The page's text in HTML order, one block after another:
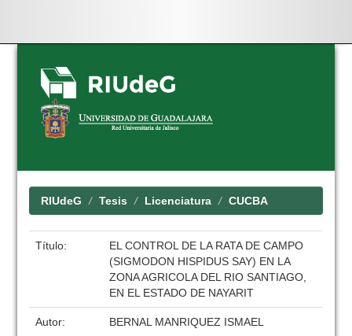
Skip
navigation
RIUdeG Tesis Licenciatura CUCBA
Título:
EL CONTROL DE LA RATA DE CAMPO
(SIGMODON HISPIDUS SAY) EN LA
ZONA AGRICOLA DEL RIO SANTIAGO,
EN EL ESTADO DE NAYARIT
Autor: BERNAL MANRIQUEZ ISMAEL